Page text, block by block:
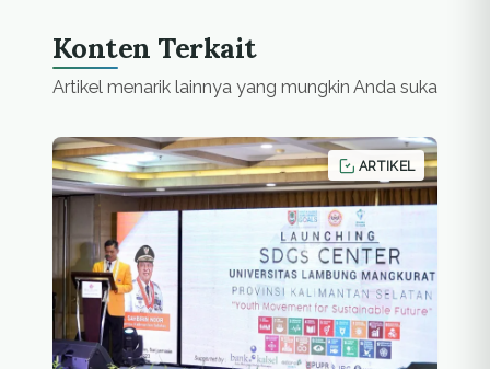
Konten Terkait
Artikel menarik lainnya yang mungkin Anda suka
ARTIKEL